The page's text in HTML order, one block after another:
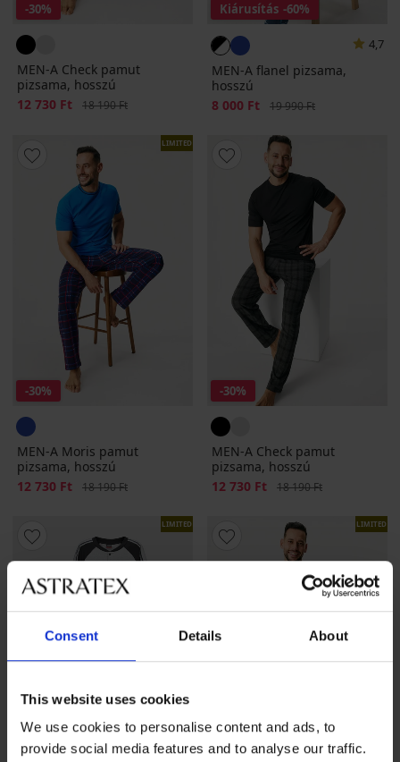
Consent Details About
This website uses cookies
We use cookies to personalise content and ads, to
provide social media features and to analyse our traffic.
-30%
MEN-A Check pamut
pizsama, hosszú
Kedvezmény
12 730 Ft Eredeti ár
18 190 Ft
Kiárusítás -60%
4,7
MEN-A flanel pizsama,
hosszú
Kedvezmény
8 000 Ft Eredeti ár
19 990 Ft
LIMITED
-30%
MEN-A Moris pamut
pizsama, hosszú
Kedvezmény
12 730 Ft Eredeti ár
18 190 Ft
-30%
MEN-A Check pamut
pizsama, hosszú
Kedvezmény
12 730 Ft Eredeti ár
18 190 Ft
LIMITED LIMITED